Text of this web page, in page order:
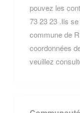
pouvez les
73 23 23 .Ils
commune de
coordonnées
veuillez